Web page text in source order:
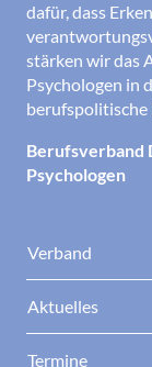
dafür, dass
stärken wir das
Psychologen in
berufspolitische
Berufsverband
Psychologen
Verband
Aktuelles
Termine